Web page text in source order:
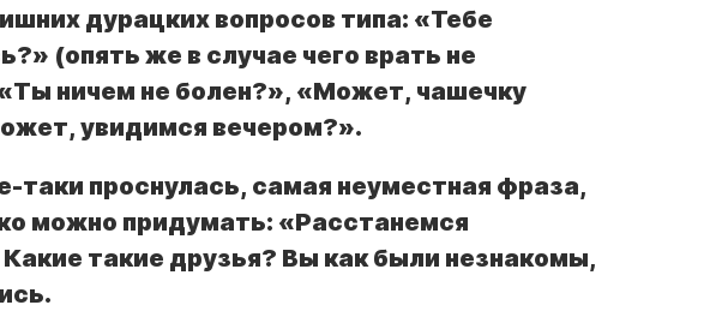
дурацких вопросов типа: «Тебе
(опять же в случае чего врать не
ничем не болен?», «Может, чашечку
увидимся вечером?».
таки проснулась, самая неуместная фраза,
можно придумать: «Расстанемся
такие друзья? Вы как были незнакомы,